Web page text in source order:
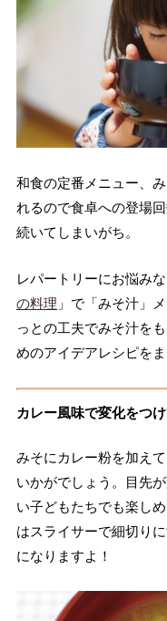
和食の定番メニュー、
れるので食卓への登場
続いてしまいがち。
レパートリーにお悩み
の料理 」で「みそ汁」
っとの工夫でみそ汁を
めのアイデアレシピをま
カレー風味で変化をつ
みそにカレー粉を加え
いかがでしょう。目先
い子どもたちでも楽し
はスライサーで細切り
になりますよ！